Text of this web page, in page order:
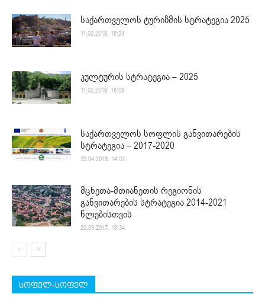
საქართველოს ტურიზმის სტრატეგია 2025
11.02.2019. 18:24
კულტურის სტრატეგია – 2025
11.02.2019. 18:09
საქართველოს სოფლის განვითარების
სტრატეგია – 2017-2020
23.04.2018. 14:02
მცხეთა-მთიანეთის რეგიონის
განვითარების სტრატეგია 2014-2021
წლებისთვის
20.09.2017. 18:34
სოფელ-სოფელ